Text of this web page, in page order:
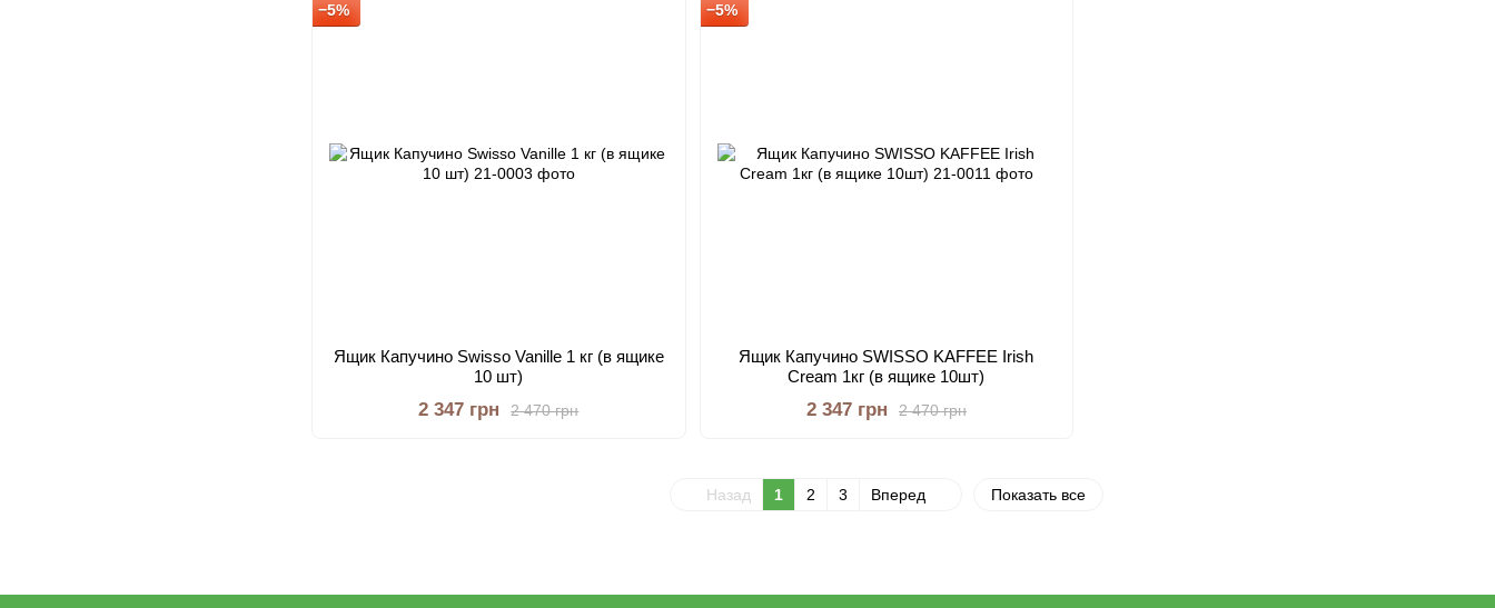
−5%
Ящик Капучино Swisso Vanille 1 кг (в ящике
10 шт)
2 470 грн
2 347 грн
−5%
Ящик Капучино SWISSO KAFFEE Irish
Cream 1кг (в ящике 10шт)
2 470 грн
2 347 грн
Назад 1 2 3 Вперед Показать все